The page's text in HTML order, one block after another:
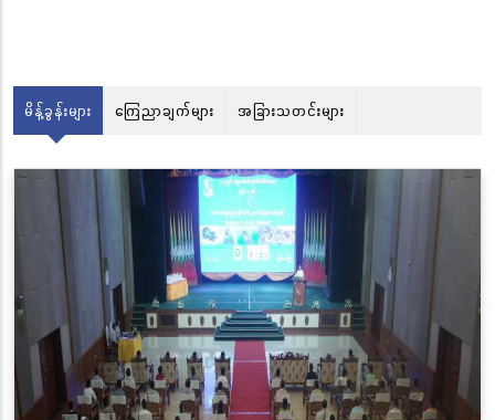
မိန့်ခွန်းများ ကြေညာချက်များ အခြားသတင်းများ